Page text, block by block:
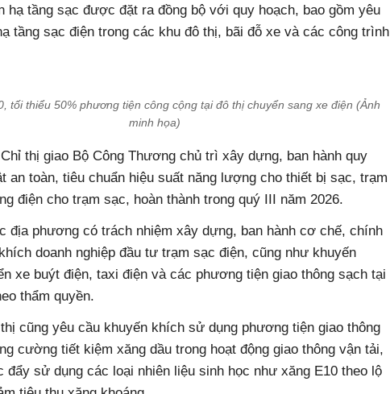
hạ tầng sạc được đặt ra đồng bộ với quy hoạch, bao gồm yêu
tầng sạc điện trong các khu đô thị, bãi đỗ xe và các công trình
tối thiểu 50% phương tiện công cộng tại đô thị chuyển sang xe điện (Ảnh
minh họa)
thị giao Bộ Công Thương chủ trì xây dựng, ban hành quy
an toàn, tiêu chuẩn hiệu suất năng lượng cho thiết bị sạc, trạm
điện cho trạm sạc, hoàn thành trong quý III năm 2026.
địa phương có trách nhiệm xây dựng, ban hành cơ chế, chính
doanh nghiệp đầu tư trạm sạc điện, cũng như khuyến
xe buýt điện, taxi điện và các phương tiện giao thông sạch tại
thẩm quyền.
cũng yêu cầu khuyến khích sử dụng phương tiện giao thông
cường tiết kiệm xăng dầu trong hoạt động giao thông vận tải,
đẩy sử dụng các loại nhiên liệu sinh học như xăng E10 theo lộ